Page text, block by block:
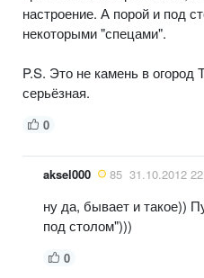
настроение. А порой и под
некоторыми "спецами".
P.S. Это не камень в огород
серьёзная.
0
aksel000 85 31.10.2012
ну да, бывает и такое))
под столом")))
0